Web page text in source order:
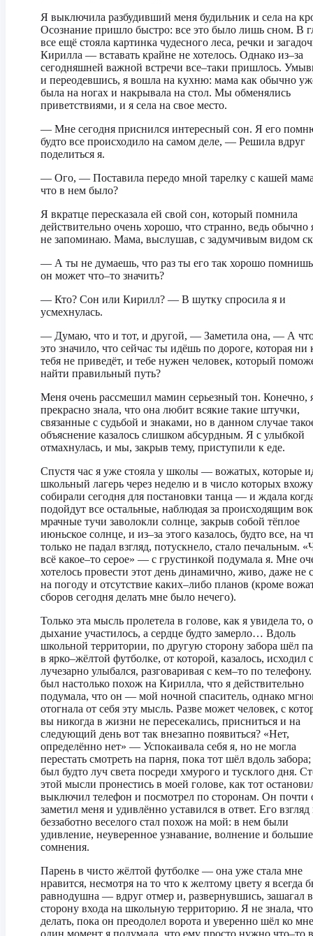
Я выключила разбудивший меня будильник и села на
Осознание пришло быстро: все это было лишь сном. В
все ещё стояла картинка чудесного леса, речки и
Кирилла — вставать крайне не хотелось. Однако из–за
сегодняшней важной встречи все–таки пришлось.
и переодевшись, я вошла на кухню: мама как обычно
была на ногах и накрывала на стол. Мы обменялись
приветствиями, и я села на свое место.
— Мне сегодня приснился интересный сон. Я его
будто все происходило на самом деле, — Решила вдруг
поделиться я.
— Ого, — Поставила передо мной тарелку с кашей
что в нем было?
Я вкратце пересказала ей свой сон, который помнила
действительно очень хорошо, что странно, ведь обычно
не запоминаю. Мама, выслушав, с задумчивым видом
— А ты не думаешь, что раз ты его так хорошо
он может что–то значить?
— Кто? Сон или Кирилл? — В шутку спросила я и
усмехнулась.
— Думаю, что и тот, и другой, — Заметила она, — А
это значило, что сейчас ты идёшь по дороге, которая ни
тебя не приведёт, и тебе нужен человек, который
найти правильный путь?
Меня очень рассмешил мамин серьезный тон. Конечно,
прекрасно знала, что она любит всякие такие штучки,
связанные с судьбой и знаками, но в данном случае
объяснение казалось слишком абсурдным. Я с улыбкой
отмахнулась, и мы, закрыв тему, приступили к еде.
Спустя час я уже стояла у школы — вожатых, которые
школьный лагерь через неделю и в число которых
собирали сегодня для постановки танца — и ждала
подойдут все остальные, наблюдая за происходящим
мрачные тучи заволокли солнце, закрыв собой тёплое
июньское солнце, и из–за этого казалось, будто все, на
только не падал взгляд, потускнело, стало печальным.
всё какое–то серое» — с грустинкой подумала я. Мне
хотелось провести этот день динамично, живо, даже не
на погоду и отсутствие каких–либо планов (кроме
сборов сегодня делать мне было нечего).
Только эта мысль пролетела в голове, как я увидела то,
дыхание участилось, а сердце будто замерло… Вдоль
школьной территории, по другую сторону забора шёл
в ярко–жёлтой футболке, от которой, казалось, исходил
лучезарно улыбался, разговаривая с кем–то по
был настолько похож на Кирилла, что я действительно
подумала, что он — мой ночной спаситель, однако
отогнала от себя эту мысль. Разве может человек, с
вы никогда в жизни не пересекались, присниться и на
следующий день вот так внезапно появиться? «Нет,
определённо нет» — Успокаивала себя я, но не могла
перестать смотреть на парня, пока тот шёл вдоль
был будто луч света посреди хмурого и тусклого дня.
этой мысли пронестись в моей голове, как тот
выключил телефон и посмотрел по сторонам. Он почти
заметил меня и удивлённо уставился в ответ. Его взгляд
беззаботно веселого стал похож на мой: в нем были
удивление, неуверенное узнавание, волнение и большие
сомнения.
Парень в чисто жёлтой футболке — она уже стала мне
нравится, несмотря на то что к желтому цвету я всегда
равнодушна — вдруг отмер и, развернувшись, зашагал в
сторону входа на школьную территорию. Я не знала, что
делать, пока он преодолел ворота и уверенно шёл ко
один момент я подумала, что ему просто нужно что–то в